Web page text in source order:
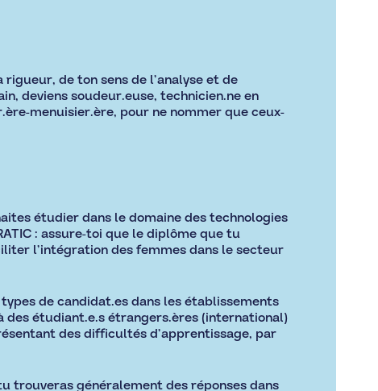
de ton sens de l’analyse et de
deviens soudeur.euse, technicien.ne en
menuisier.ère, pour ne nommer que ceux-
étudier dans le domaine des technologies
: assure-toi que le diplôme que tu
l’intégration des femmes dans le secteur
de candidat.es dans les établissements
étudiant.e.s étrangers.ères (international)
des difficultés d’apprentissage, par
trouveras généralement des réponses dans